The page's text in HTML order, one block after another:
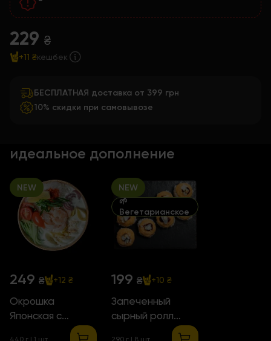
229 ₴
+11 ₴кешбек
БЕСПЛАТНАЯ доставка от 399 грн
10% скидки при самовывозе
идеальное дополнение
NEW
249 ₴ +12 ₴
Окрошка
Японская с
NEW
🌱
Вегетарианское
199 ₴ +10 ₴
Запеченный
сырный ролл